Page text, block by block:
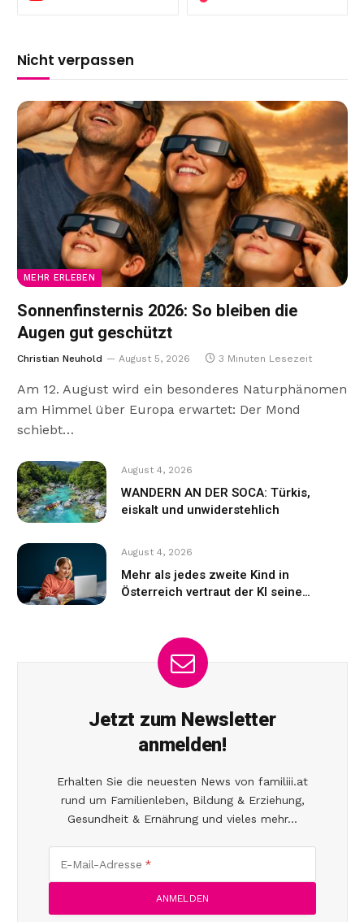
Nicht verpassen
MEHR ERLEBEN
Sonnenfinsternis 2026: So bleiben die
Augen gut geschützt
Christian Neuhold August 5, 2026 3 Minuten Lesezeit
Am 12. August wird ein besonderes Naturphänomen
am Himmel über Europa erwartet: Der Mond
schiebt…
August 4, 2026
WANDERN AN DER SOCA: Türkis,
eiskalt und unwiderstehlich
August 4, 2026
Mehr als jedes zweite Kind in
Österreich vertraut der KI seine
Jetzt zum Newsletter
anmelden!
Erhalten Sie die neuesten News von familiii.at
rund um Familienleben, Bildung & Erziehung,
Gesundheit & Ernährung und vieles mehr...
E-Mail-Adresse